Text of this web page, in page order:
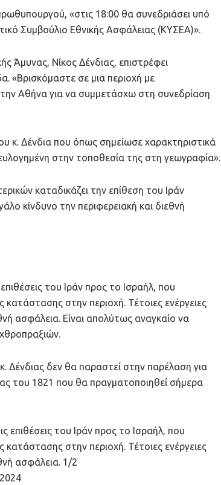
«στις 18:00 θα συνεδριάσει υπό
Συμβούλιο Εθνικής Ασφάλειας (ΚΥΣΕΑ)».
Άμυνας, Νίκος Δένδιας, επιστρέφει
«Βρισκόμαστε σε μια περιοχή με
Αθήνα για να συμμετάσχω στη συνεδρίαση
κ. Δένδια που όπως σημείωσε χαρακτηριστικά
στην τοποθεσία της στη γεωγραφία».
καταδικάζει την επίθεση του Ιράν
κίνδυνο την περιφερειακή και διεθνή
του Ιράν προς το Ισραήλ, που
στην περιοχή. Τέτοιες ενέργειες
ασφάλεια. Είναι απολύτως αναγκαίο να
Δένδιας δεν θα παραστεί στην παρέλαση για
του 1821 που θα πραγματοποιηθεί σήμερα
επιθέσεις του Ιράν προς το Ισραήλ, που
στην περιοχή. Τέτοιες ενέργειες
ασφάλεια. 1/2